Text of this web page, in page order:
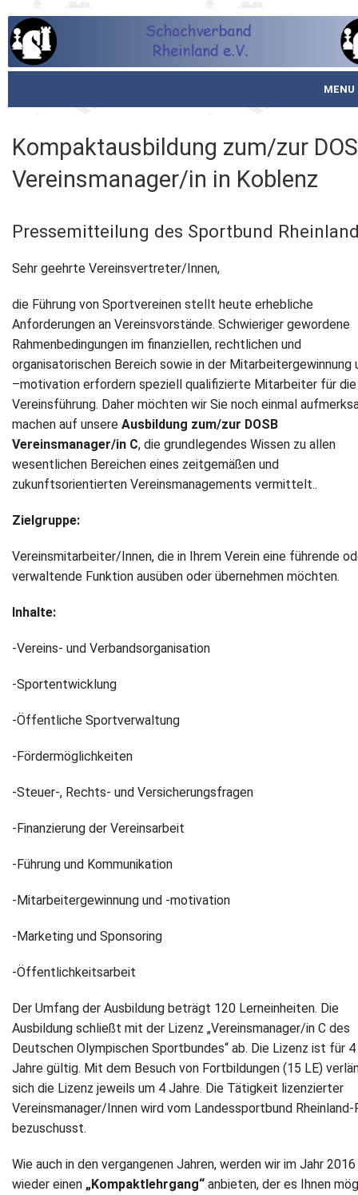
MENU
über den SVR
Schachjugend
Meistertafel
Fotos
Service
Newsletter
Kontakt
Impressum
Kompaktausbildung zum/zur
Vereinsmanager/in in Koblenz
Pressemitteilung des Sportbund
Sehr geehrte Vereinsvertreter/Innen,
die Führung von Sportvereinen stellt heute erhebliche
Anforderungen an Vereinsvorstände. Schwieriger gewordene
Rahmenbedingungen im finanziellen, rechtlichen und
organisatorischen Bereich sowie in der Mitarbeitergewinnung
–motivation erfordern speziell qualifizierte Mitarbeiter für die
Vereinsführung. Daher möchten wir Sie noch einmal
machen auf unsere Ausbildung zum/zur DOSB
Vereinsmanager/in C, die grundlegendes Wissen zu allen
wesentlichen Bereichen eines zeitgemäßen und
zukunftsorientierten Vereinsmanagements vermittelt..
Zielgruppe:
Vereinsmitarbeiter/Innen, die in Ihrem Verein eine führende
verwaltende Funktion ausüben oder übernehmen möchten.
Inhalte:
-Vereins- und Verbandsorganisation
-Sportentwicklung
-Öffentliche Sportverwaltung
-Fördermöglichkeiten
-Steuer-, Rechts- und Versicherungsfragen
-Finanzierung der Vereinsarbeit
-Führung und Kommunikation
-Mitarbeitergewinnung und -motivation
-Marketing und Sponsoring
-Öffentlichkeitsarbeit
Der Umfang der Ausbildung beträgt 120 Lerneinheiten. Die
Ausbildung schließt mit der Lizenz „Vereinsmanager/in C des
Deutschen Olympischen Sportbundes“ ab. Die Lizenz ist für 4
Jahre gültig. Mit dem Besuch von Fortbildungen (15 LE)
sich die Lizenz jeweils um 4 Jahre. Die Tätigkeit lizenzierter
Vereinsmanager/Innen wird vom Landessportbund
bezuschusst.
Wie auch in den vergangenen Jahren, werden wir im Jahr 2016
wieder einen „Kompaktlehrgang“ anbieten, der es Ihnen